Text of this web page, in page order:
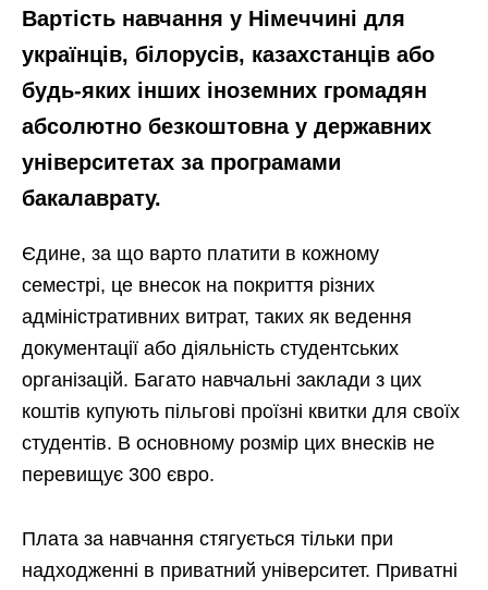
Вартість навчання у Німеччині для
українців, білорусів, казахстанців або
будь-яких інших іноземних громадян
абсолютно безкоштовна у державних
університетах за програмами
бакалаврату.
Єдине, за що варто платити в кожному
семестрі, це внесок на покриття різних
адміністративних витрат, таких як ведення
документації або діяльність студентських
організацій. Багато навчальні заклади з цих
коштів купують пільгові проїзні квитки для своїх
студентів. В основному розмір цих внесків не
перевищує 300 євро.
Плата за навчання стягується тільки при
надходженні в приватний університет. Приватні